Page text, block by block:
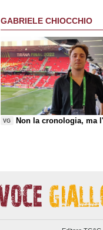
GABRIELE CHIOCCHIO
VG Non la cronologia, ma